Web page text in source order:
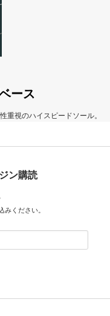
ース
重視のハイスピードソール。
ン購読
みください。